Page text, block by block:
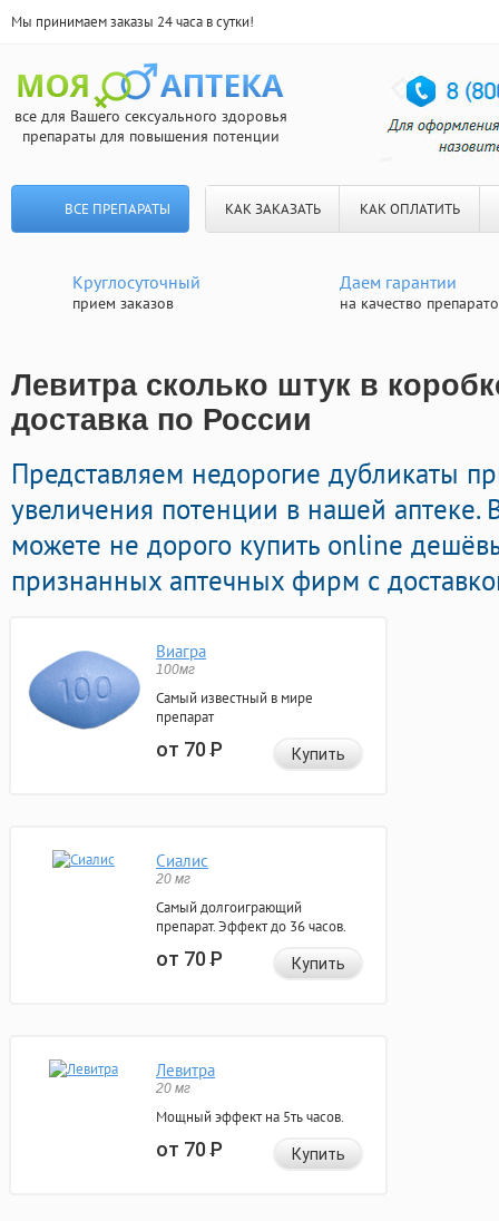
Мы принимаем заказы 24 часа в сутки!
все для Вашего сексуального здоровья
препараты для повышения потенции
ВСЕ ПРЕПАРАТЫ КАК ЗАКАЗАТЬ КАК ОПЛАТИТЬ
Круглосуточный
прием заказов
Даем гарантии
на качество
Левитра сколько штук в
доставка по России
Представляем недорогие дубликаты
увеличения потенции в нашей
можете не дорого купить online
признанных аптечных фирм с
Виагра
100мг
Самый известный в мире
препарат
от 70Р Купить
Сиалис
20 мг
Самый долгоиграющий
препарат. Эффект до 36 часов.
от 70Р Купить
Левитра
20 мг
Мощный эффект на 5ть часов.
от 70Р Купить